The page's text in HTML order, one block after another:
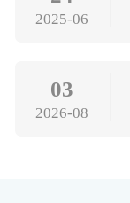
2025-06
03
2026-08